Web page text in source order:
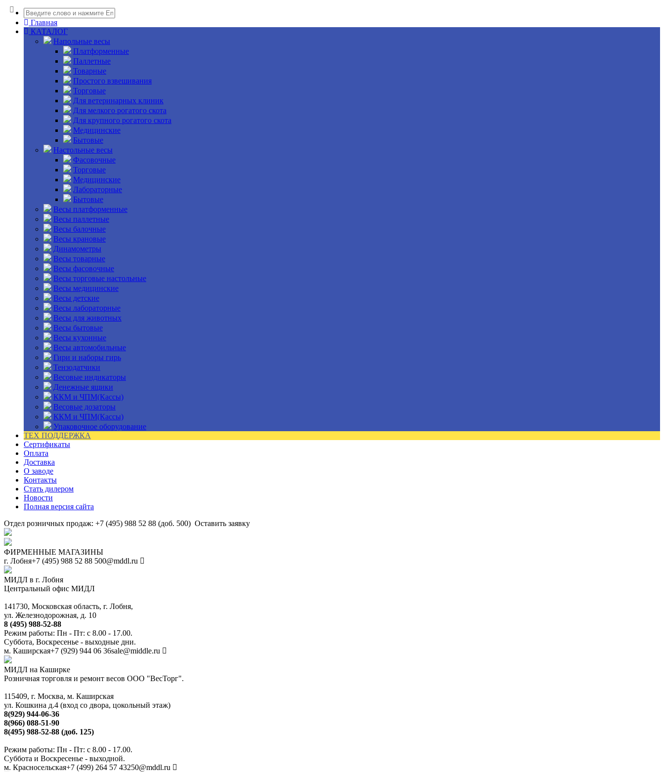
Главная
КАТАЛОГ
Напольные весы
Платформенные
Паллетные
Товарные
Простого взвешивания
Торговые
Для ветеринарных клиник
Для мелкого рогатого скота
Для крупного рогатого скота
Медицинские
Бытовые
Настольные весы
Фасовочные
Торговые
Медицинские
Лабораторные
Бытовые
Весы платформенные
Весы паллетные
Весы балочные
Весы крановые
Динамометры
Весы товарные
Весы фасовочные
Весы торговые настольные
Весы медицинские
Весы детские
Весы лабораторные
Весы для животных
Весы бытовые
Весы кухонные
Весы автомобильные
Гири и наборы гирь
Тензодатчики
Весовые индикаторы
Денежные ящики
ККМ и ЧПМ(Кассы)
Весовые дозаторы
ККМ и ЧПМ(Кассы)
Упаковочное оборудование
ТЕХ ПОДДЕРЖКА
Сертификаты
Оплата
Доставка
О заводе
Контакты
Стать дилером
Новости
Полная версия сайта
Отдел розничных продаж: +7 (495) 988 52 88 (доб. 500) Оставить заявку
ФИРМЕННЫЕ МАГАЗИНЫ
г. Лобня+7 (495) 988 52 88 500@mddl.ru
МИДЛ в г. Лобня
Центральный офис МИДЛ
141730, Московская область, г. Лобня,
ул. Железнодорожная, д. 10
8 (495) 988-52-88
Режим работы: Пн - Пт: с 8.00 - 17.00.
Суббота, Воскресенье - выходные дни.
м. Каширская+7 (929) 944 06 36sale@middle.ru
МИДЛ на Каширке
Розничная торговля и ремонт весов ООО "ВесТорг".
115409, г. Москва, м. Каширская
ул. Кошкина д.4 (вход со двора, цокольный этаж)
8(929) 944-06-36
8(966) 088-51-90
8(495) 988-52-88 (доб. 125)
Режим работы: Пн - Пт: с 8.00 - 17.00.
Суббота и Воскресенье - выходной.
м. Красносельская+7 (499) 264 57 43250@mddl.ru